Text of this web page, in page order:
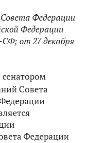
Федерации
Федерации
от 27 декабря
Совета
Федерации